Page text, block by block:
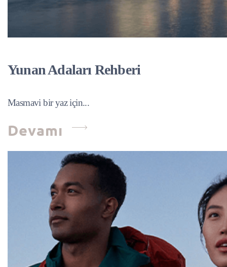
Yunan Adaları Rehberi
Masmavi bir yaz için...
Devamı